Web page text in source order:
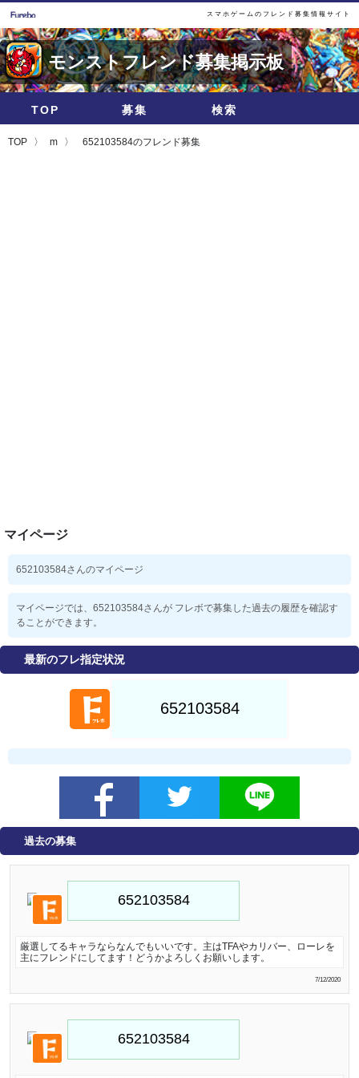
スマホゲームのフレンド募集情報サイト
モンストフレンド募集掲示板
TOP 募集 検索
TOP m 652103584のフレンド募集
マイページ
652103584さんのマイページ
マイページでは、652103584さんが フレボで募集した過去の履歴を確認す
ることができます。
最新のフレ指定状況
過去の募集
厳選してるキャラならなんでもいいです。主はTFAやカリバー、ローレを
主にフレンドにしてます！どうかよろしくお願いします。
7/12/2020